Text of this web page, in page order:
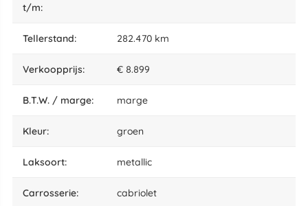
t/m:
tellerstand: 282.470 km
Verkoopprijs: € 8.899
B.T.W. / marge: marge
kleur: groen
laksoort: metallic
carrosserie: cabriolet